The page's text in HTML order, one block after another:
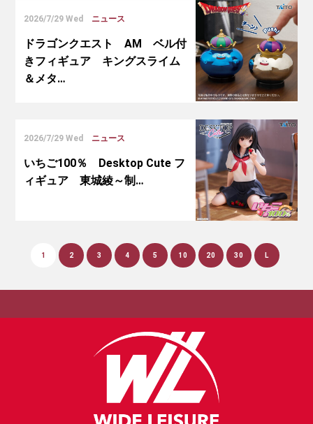
2026/7/29 Wed ニュース
ドラゴンクエスト AM ベル付
きフィギュア キングスライム
＆メタ…
2026/7/29 Wed ニュース
いちご100％ Desktop Cute フ
ィギュア 東城綾～制…
1 2 3 4 5 10 20 30 L